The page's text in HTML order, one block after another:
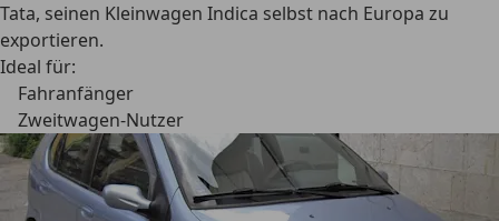
Tata, seinen Kleinwagen Indica selbst nach Europa zu
exportieren.
Ideal für:
Fahranfänger
Zweitwagen-Nutzer